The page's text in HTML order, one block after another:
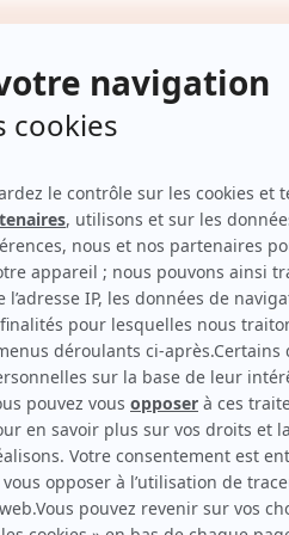
alimentaires - Pure - Peaux à
alimentaires - Pure -